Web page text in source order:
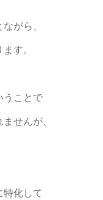
がら、
す。
うことで
せんが、
特化して